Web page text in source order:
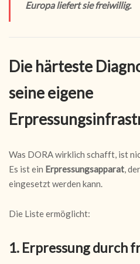
Europa liefert sie freiwillig.
Die härteste
seine eigene
Was DORA wirklich schafft, ist
Es ist ein Erpressungsapparat,
eingesetzt werden kann.
Die Liste ermöglicht:
1. Erpressung durch